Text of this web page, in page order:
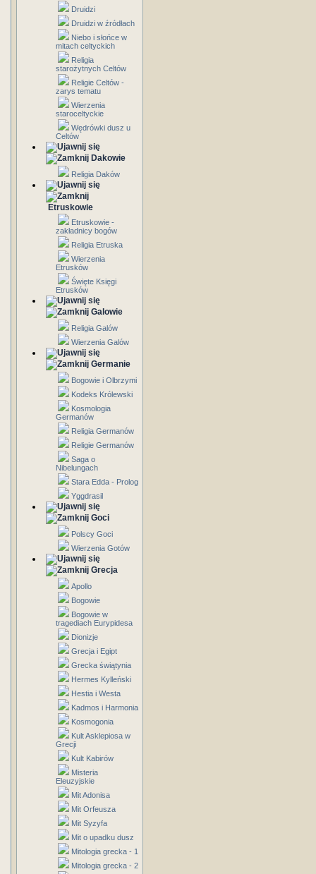
Druidzi
Druidzi w źródłach
Niebo i słońce w
mitach celtyckich
Religia
starożytnych Celtów
Religie Celtów -
zarys tematu
Wierzenia
staroceltyckie
Wędrówki dusz u
Celtów
Dakowie
Religia Daków
Etruskowie
Etruskowie -
zakładnicy bogów
Religia Etruska
Wierzenia
Etrusków
Święte Księgi
Etrusków
Galowie
Religia Galów
Wierzenia Galów
Germanie
Bogowie i Olbrzymi
Kodeks Królewski
Kosmologia
Germanów
Religia Germanów
Religie Germanów
Saga o
Nibelungach
Stara Edda - Prolog
Yggdrasil
Goci
Polscy Goci
Wierzenia Gotów
Grecja
Apollo
Bogowie
Bogowie w
tragediach Eurypidesa
Dionizje
Grecja i Egipt
Grecka świątynia
Hermes Kylleński
Hestia i Westa
Kadmos i Harmonia
Kosmogonia
Kult Asklepiosa w
Grecji
Kult Kabirów
Misteria
Eleuzyjskie
Mit Adonisa
Mit Orfeusza
Mit Syzyfa
Mit o upadku dusz
Mitologia grecka - 1
Mitologia grecka - 2